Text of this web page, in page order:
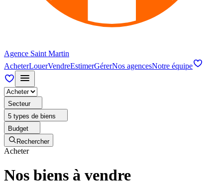
Agence Saint Martin
AcheterLouerVendreEstimerGérerNos agencesNotre équipe
Secteur
5 types de biens
Budget
Rechercher
Acheter
Nos biens à vendre